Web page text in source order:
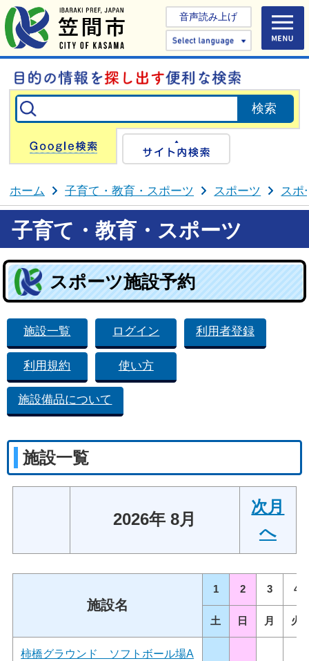
音声読み上げ
Select
Google検索
ホーム 子育て・教育・スポーツ スポーツ スポ
子育て・教育・スポーツ
スポーツ施設予約
施設一覧 ログイン 利用者登録
利用規約 使い方
施設備品について
施設一覧
2026年 8月
次月
へ
施設名
1 2 3 4
土 日 月 火
柿橋グラウンド ソフトボール場A